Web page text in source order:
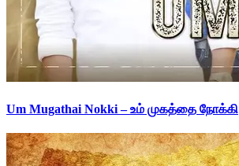
Um Mugathai Nokki – உம் முகத்தை நோக்கி